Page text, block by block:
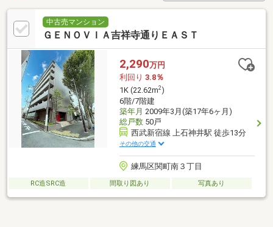
中古売マンション
ＧＥＮＯＶＩＡ吉祥寺通りＥＡＳＴ
2,290万円
利回り 3.8％
1K (22.62m2)
6階/7階建
築年月 2009年3月(築17年6ヶ月)
総戸数50戸
西武新宿線 上石神井駅 徒歩13分
その他の交通
練馬区関町南３丁目
RC造SRC造 間取り図あり 写真あり